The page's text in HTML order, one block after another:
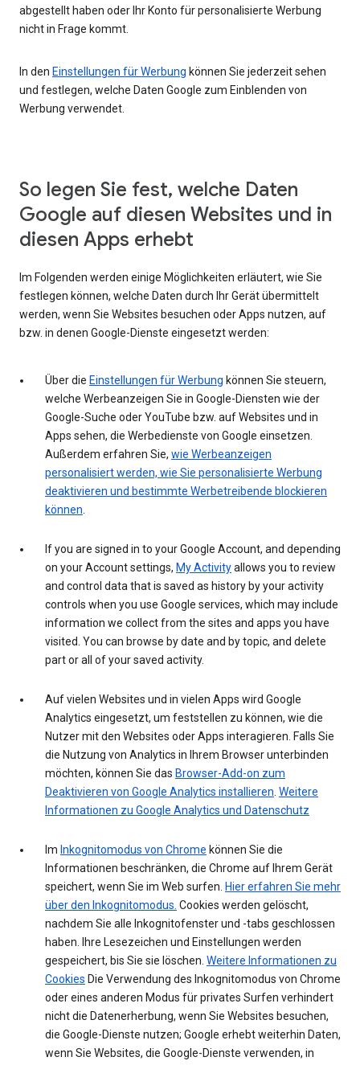
abgestellt haben oder Ihr Konto für personalisierte Werbung
nicht in Frage kommt.
In den Einstellungen für Werbung können Sie jederzeit sehen
und festlegen, welche Daten Google zum Einblenden von
Werbung verwendet.
So legen Sie fest, welche Daten
Google auf diesen Websites und in
diesen Apps erhebt
Im Folgenden werden einige Möglichkeiten erläutert, wie Sie
festlegen können, welche Daten durch Ihr Gerät übermittelt
werden, wenn Sie Websites besuchen oder Apps nutzen, auf
bzw. in denen Google-Dienste eingesetzt werden:
Über die Einstellungen für Werbung können Sie steuern,
welche Werbeanzeigen Sie in Google-Diensten wie der
Google-Suche oder YouTube bzw. auf Websites und in
Apps sehen, die Werbedienste von Google einsetzen.
Außerdem erfahren Sie, wie Werbeanzeigen
personalisiert werden, wie Sie personalisierte Werbung
deaktivieren und bestimmte Werbetreibende blockieren
können.
If you are signed in to your Google Account, and depending
on your Account settings, My Activityallows you to review
and control data that is saved as history by your activity
controls when you use Google services, which may include
information we collect from the sites and apps you have
visited. You can browse by date and by topic, and delete
part or all of your saved activity.
Auf vielen Websites und in vielen Apps wird Google
Analytics eingesetzt, um feststellen zu können, wie die
Nutzer mit den Websites oder Apps interagieren. Falls Sie
die Nutzung von Analytics in Ihrem Browser unterbinden
möchten, können Sie das Browser-Add-on zum
Deaktivieren von Google Analytics installieren. Weitere
Informationen zu Google Analytics und Datenschutz
Im Inkognitomodus von Chrome können Sie die
Informationen beschränken, die Chrome auf Ihrem Gerät
speichert, wenn Sie im Web surfen. Hier erfahren Sie mehr
über den Inkognitomodus. Cookies werden gelöscht,
nachdem Sie alle Inkognitofenster und -tabs geschlossen
haben. Ihre Lesezeichen und Einstellungen werden
gespeichert, bis Sie sie löschen. Weitere Informationen zu
Cookies Die Verwendung des Inkognitomodus von Chrome
oder eines anderen Modus für privates Surfen verhindert
nicht die Datenerherbung, wenn Sie Websites besuchen,
die Google-Dienste nutzen; Google erhebt weiterhin Daten,
wenn Sie Websites, die Google-Dienste verwenden, in